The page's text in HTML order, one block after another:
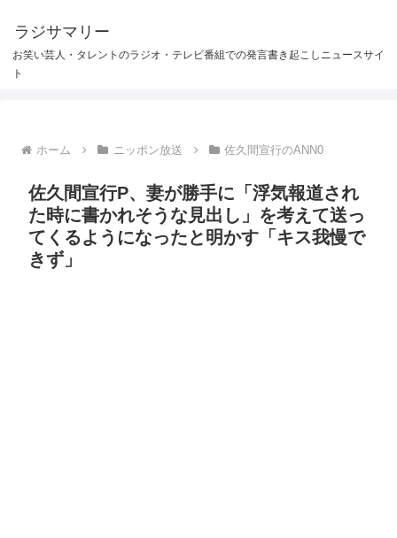
ラジサマリー
お笑い芸人・タレントのラジオ・テレビ番組での発言書き起こしニュースサイ
ト
ホーム ニッポン放送 佐久間宣行のANN0
佐久間宣行P、妻が勝手に「浮気報道され
た時に書かれそうな見出し」を考えて送っ
てくるようになったと明かす「キス我慢で
きず」